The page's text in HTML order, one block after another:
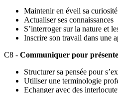
Maintenir en éveil sa curiosité
Actualiser ses connaissances
S’interroger sur la nature et
Inscrire son travail dans une
C8 - Communiquer pour
Structurer sa pensée pour
Utiliser une terminologie
Echanger avec des